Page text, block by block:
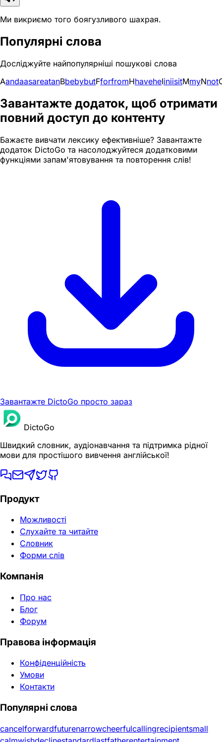
Ми викриємо того боягузливого шахрая.
Популярні слова
Досліджуйте найпопулярніші пошукові слова
AandaasareatanBbebybutFforfromHhaveheIiniisitMmyNnot
Завантажте додаток, щоб отримати
повний доступ до контенту
Бажаєте вивчати лексику ефективніше? Завантажте
додаток DictoGo та насолоджуйтеся додатковими
функціями запам'ятовування та повторення слів!
Завантажте DictoGo просто зараз
DictoGo
Швидкий словник, аудіонавчання та підтримка рідної
мови для простішого вивчення англійської!
Продукт
Можливості
Слухайте та читайте
Словник
Форми слів
Компанія
Про нас
Блог
Форум
Правова інформація
Конфіденційність
Умови
Контакти
Популярні слова
cancelforwardfuturenarrowcheerfulcallingrecipientsmall